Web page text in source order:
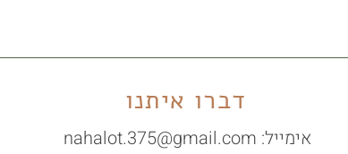
דברו איתנו
אימייל: nahalot.375@gmail.com